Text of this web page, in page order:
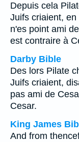
Depuis cela
Juifs criaient,
n'es point ami
est contraire à
Darby Bible
Des lors Pilate
Juifs criaient,
pas ami de
Cesar.
King James
And from